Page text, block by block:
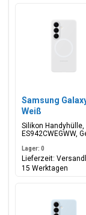
Samsung
Weiß
Silikon Handyhülle,
ES942CWEGWW,
Lager: 0
Lieferzeit:
15 Werktagen